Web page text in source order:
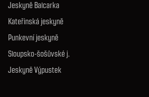
Jeskyně Balcarka
Kateřinská jeskyně
Punkevní jeskyně
Sloupsko-šošůvské j.
Jeskyně Výpustek